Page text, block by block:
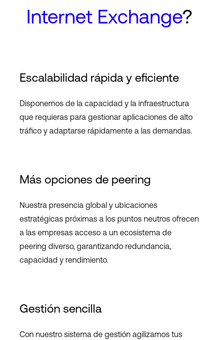
Internet Exchange?
Escalabilidad rápida y eficiente
Disponemos de la capacidad y la infraestructura
que requieras para gestionar aplicaciones de alto
tráfico y adaptarse rápidamente a las demandas.
Más opciones de peering
Nuestra presencia global y ubicaciones
estratégicas próximas a los puntos neutros ofrecen
a las empresas acceso a un ecosistema de
peering diverso, garantizando redundancia,
capacidad y rendimiento.
Gestión sencilla
Con nuestro sistema de gestión agilizamos tus